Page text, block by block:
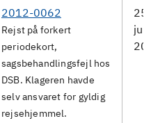
2012-0062
Rejst på forkert
periodekort,
sagsbehandlingsfejl hos
DSB. Klageren havde
selv ansvaret for gyldig
rejsehjemmel.
25.
juni